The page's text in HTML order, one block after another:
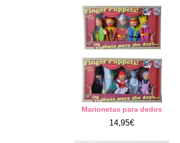
Marionetas para dedos
14,95€